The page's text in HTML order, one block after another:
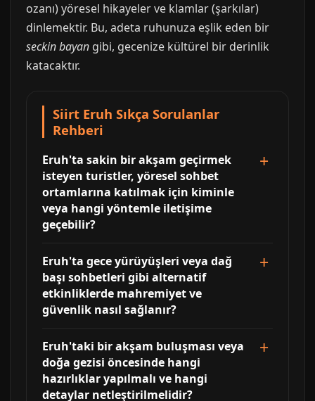
ozanı) yöresel hikayeler ve klamlar (şarkılar)
dinlemektir. Bu, adeta ruhunuza eşlik eden bir
seckin bayan gibi, gecenize kültürel bir derinlik
katacaktır.
Siirt Eruh Sıkça Sorulanlar
Rehberi
Eruh'ta sakin bir akşam geçirmek
isteyen turistler, yöresel sohbet
ortamlarına katılmak için kiminle
veya hangi yöntemle iletişime
geçebilir?
Eruh'ta gece yürüyüşleri veya dağ
başı sohbetleri gibi alternatif
etkinliklerde mahremiyet ve
güvenlik nasıl sağlanır?
Eruh'taki bir akşam buluşması veya
doğa gezisi öncesinde hangi
hazırlıklar yapılmalı ve hangi
detaylar netleştirilmelidir?